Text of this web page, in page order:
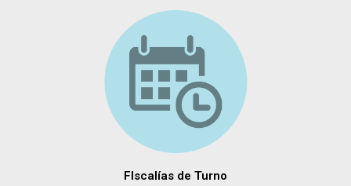
FIscalías de Turno